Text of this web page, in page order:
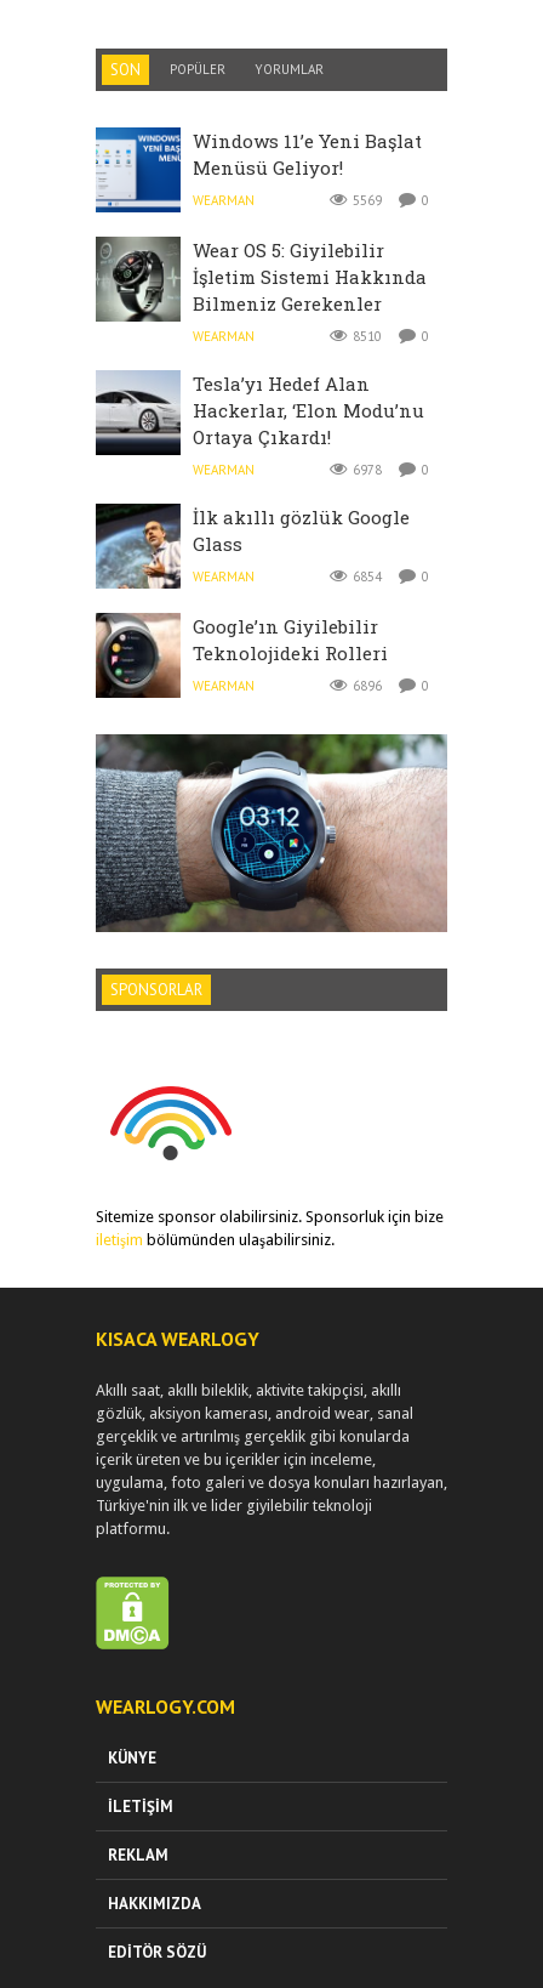
SON POPÜLER YORUMLAR
Windows 11’e Yeni Başlat
Menüsü Geliyor!
WEARMAN 5569 0
Wear OS 5: Giyilebilir
İşletim Sistemi Hakkında
Bilmeniz Gerekenler
WEARMAN 8510 0
Tesla’yı Hedef Alan
Hackerlar, ‘Elon Modu’nu
Ortaya Çıkardı!
WEARMAN 6978 0
İlk akıllı gözlük Google
Glass
WEARMAN 6854 0
Google’ın Giyilebilir
Teknolojideki Rolleri
WEARMAN 6896 0
SPONSORLAR
Sitemize sponsor olabilirsiniz. Sponsorluk için bize
iletişim bölümünden ulaşabilirsiniz.
KISACA WEARLOGY
Akıllı saat, akıllı bileklik, aktivite takipçisi, akıllı
gözlük, aksiyon kamerası, android wear, sanal
gerçeklik ve artırılmış gerçeklik gibi konularda
içerik üreten ve bu içerikler için inceleme,
uygulama, foto galeri ve dosya konuları hazırlayan,
Türkiye'nin ilk ve lider giyilebilir teknoloji
platformu.
WEARLOGY.COM
KÜNYE
İLETIŞIM
REKLAM
HAKKIMIZDA
EDITÖR SÖZÜ